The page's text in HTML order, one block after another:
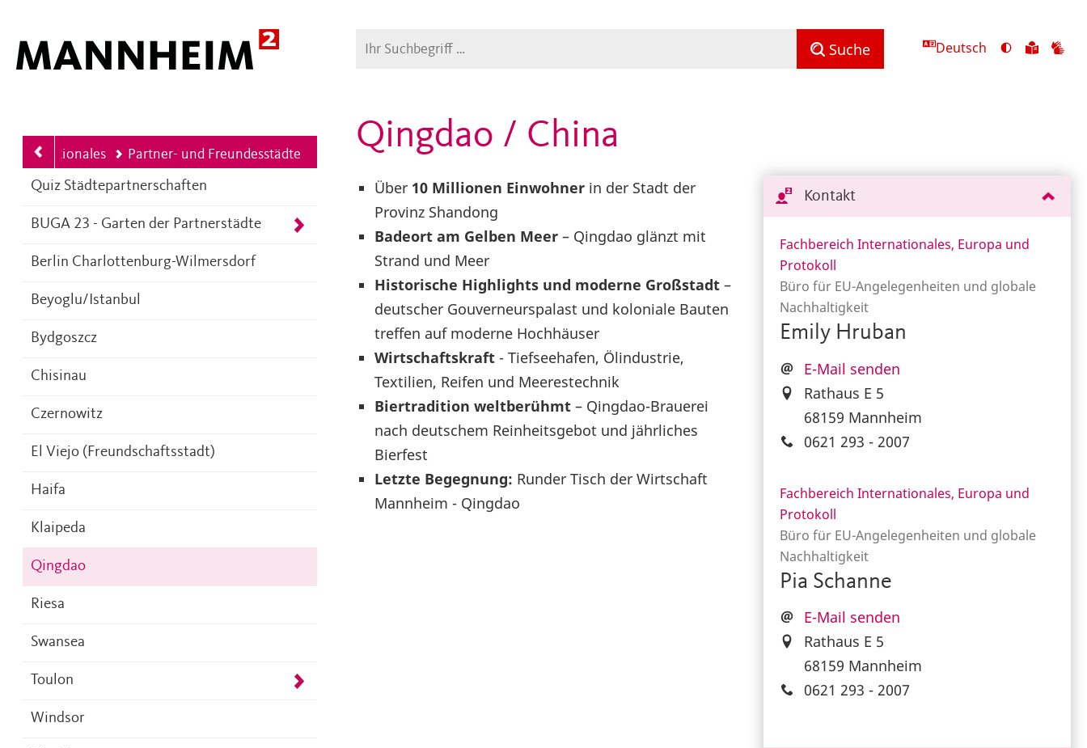
Suche Suche Deutsch
Ansicht
Zu
Internationales Partner- und Freundesstädte
Quiz Städtepartnerschaften
BUGA 23 - Garten der Partnerstädte
Berlin Charlottenburg-Wilmersdorf
Beyoglu/Istanbul
Bydgoszcz
Chisinau
Czernowitz
El Viejo (Freundschaftsstadt)
Haifa
Klaipeda
Qingdao
Riesa
Swansea
Toulon
Windsor
Qingdao / China
Kontakt
Fachbereich Internationales, Europa und
Protokoll
Büro für EU-Angelegenheiten und globale
Nachhaltigkeit
Emily Hruban
E-Mail senden
Rathaus E 5
68159 Mannheim
0621 293 - 2007
Fachbereich Internationales, Europa und
Protokoll
Büro für EU-Angelegenheiten und globale
Nachhaltigkeit
Pia Schanne
E-Mail senden
Rathaus E 5
68159 Mannheim
0621 293 - 2007
Über 10 Millionen Einwohnerin der Stadt der
Provinz Shandong
Badeort am Gelben Meer– Qingdao glänzt mit
Strand und Meer
Historische Highlights und moderne Großstadt–
deutscher Gouverneurspalast und koloniale Bauten
treffen auf moderne Hochhäuser
Wirtschaftskraft - Tiefseehafen, Ölindustrie,
Textilien, Reifen und Meerestechnik
Biertradition weltberühmt– Qingdao-Brauerei
nach deutschem Reinheitsgebot und jährliches
Bierfest
Letzte Begegnung: Runder Tisch der Wirtschaft
Mannheim - Qingdao